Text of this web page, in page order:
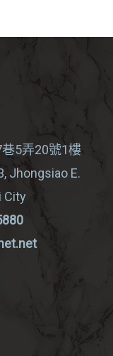
5弄20號1樓
Jhongsiao E.
City